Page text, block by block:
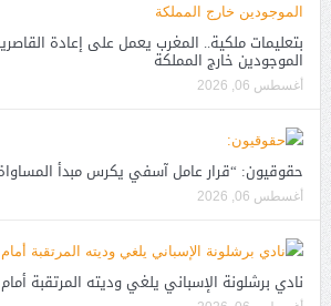
بتعليمات ملكية.. المغرب يعمل على إعادة
الموجودين خارج المملكة
أغسطس 06, 2026
حقوقيون: “قرار عامل آسفي يكرس مبدأ المساواة
أغسطس 06, 2026
نادي برشلونة الإسباني يلغي وديته المرتقبة